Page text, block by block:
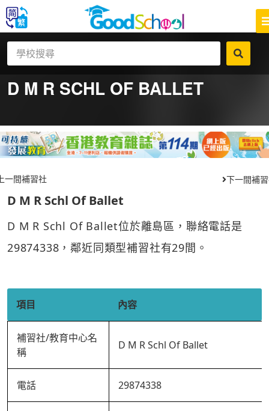
D M R SCHL OF BALLET
一間補習社 下一間補
D M R Schl Of Ballet
D M R Schl Of Ballet位於離島區，聯絡電話是
29874338，鄰近同類型補習社有29間。
項目 內容
補習社/教育中心名
稱
D M R Schl Of Ballet
電話 29874338